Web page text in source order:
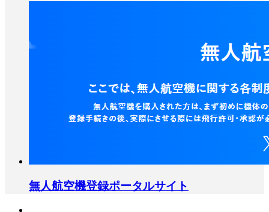
無人航空機登録ポータルサイト